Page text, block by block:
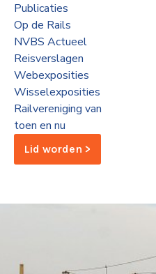
Publicaties
Op de Rails
NVBS Actueel
Reisverslagen
Webexposities
Wisselexposities
Railvereniging van
toen en nu
Lid worden >